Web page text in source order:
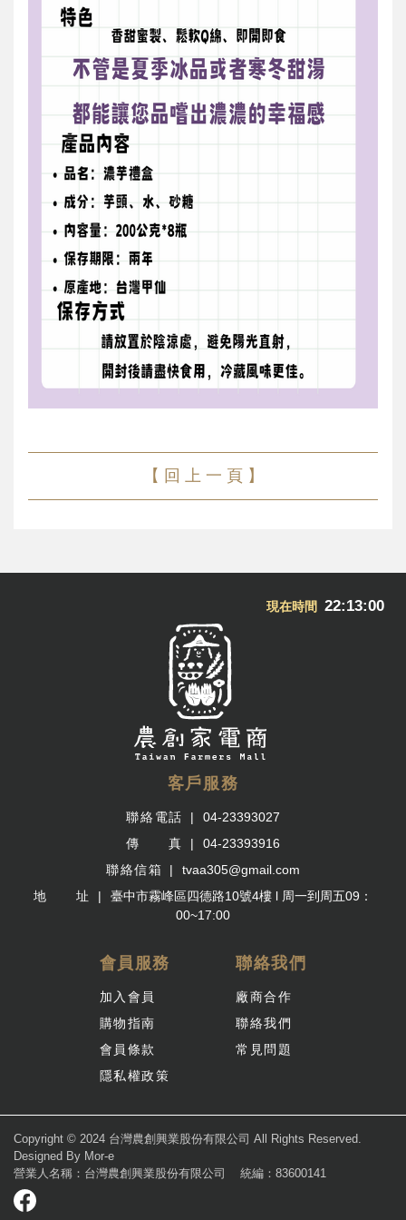
【 回 上 一 頁 】
現在時間 22:13:01
客戶服務
聯絡電話
04-23393027
傳 真
04-23393916
聯絡信箱
tvaa305@gmail.com
地 址
臺中市霧峰區四德路10號4樓 l 周一到周五09：
00~17:00
會員服務
加入會員
購物指南
會員條款
隱私權政策
聯絡我們
廠商合作
聯絡我們
常見問題
Copyright © 2024 台灣農創興業股份有限公司 All Rights Reserved.
Designed By Mor-e
營業人名稱：台灣農創興業股份有限公司 統編：83600141